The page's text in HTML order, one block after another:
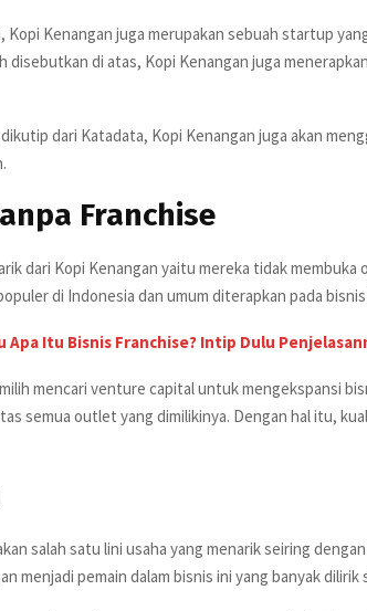
Kopi Kenangan juga merupakan sebuah startup
disebutkan di atas, Kopi Kenangan juga
dari Katadata, Kopi Kenangan juga akan
Franchise
dari Kopi Kenangan yaitu mereka tidak
di Indonesia dan umum diterapkan pada
Apa Itu Bisnis Franchise? Intip Dulu
mencari venture capital untuk mengekspansi
semua outlet yang dimilikinya. Dengan hal itu,
salah satu lini usaha yang menarik seiring
menjadi pemain dalam bisnis ini yang banyak